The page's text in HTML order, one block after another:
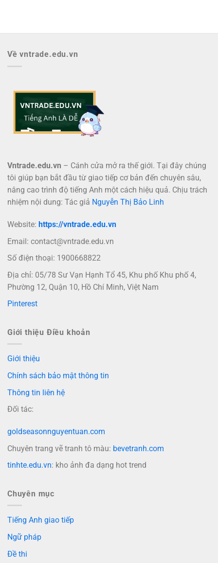
Về vntrade.edu.vn
Vntrade.edu.vn – Cánh cửa mở ra thế giới. Tại đây chúng
tôi giúp bạn bắt đầu từ giao tiếp cơ bản đến chuyên sâu,
nâng cao trình độ tiếng Anh một cách hiệu quả. Chịu trách
nhiệm nội dung: Tác giả Nguyễn Thị Bảo Linh
Website: https://vntrade.edu.vn
Email: contact@vntrade.edu.vn
Số điện thoại: 1900668822
Địa chỉ: 05/78 Sư Vạn Hạnh Tổ 45, Khu phố Khu phố 4,
Phường 12, Quận 10, Hồ Chí Minh, Việt Nam
Pinterest
Giới thiệu Điều khoản
Giới thiệu
Chính sách bảo mật thông tin
Thông tin liên hệ
Đối tác:
goldseasonnguyentuan.com
Chuyên trang vẽ tranh tô màu: bevetranh.com
tinhte.edu.vn: kho ảnh đa dạng hot trend
Chuyên mục
Tiếng Anh giao tiếp
Ngữ pháp
Đề thi